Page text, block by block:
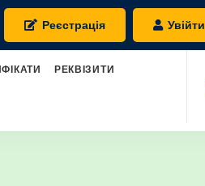
Реєстрація Увійти
РЕКВІЗИТИ